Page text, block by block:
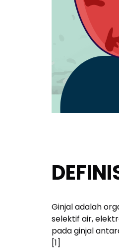
Ginjal adalah
selektif air,
pada ginjal
[1]